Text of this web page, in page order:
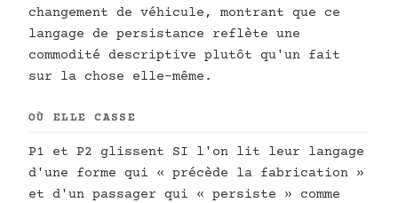
changement de véhicule, montrant que ce
langage de persistance reflète une
commodité descriptive plutôt qu'un fait
sur la chose elle-même.
OÙ ELLE CASSE
P1 et P2 glissent SI l'on lit leur langage
d'une forme qui « précède la fabrication »
et d'un passager qui « persiste » comme